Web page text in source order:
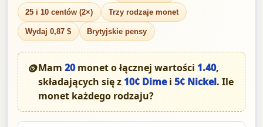
25 i 10 centów (2×) Trzy rodzaje monet
Wydaj 0,87 $ Brytyjskie pensy
🪙Mam 20monet o łącznej wartości 1.40,
składających się z 10¢ Dimei 5¢ Nickel. Ile
monet każdego rodzaju?